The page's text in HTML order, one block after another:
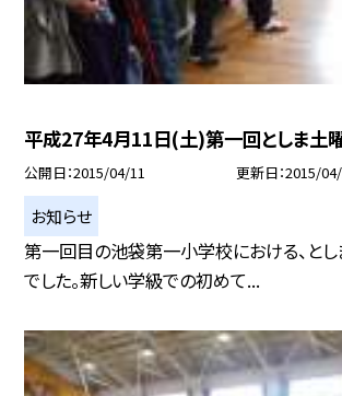
平成27年4月11日(土)第一回としま土
公開日 2015/04/11 更新日 2015/
お知らせ
第一回目の池袋第一小学校における、と
でした。新しい学級での初めて...